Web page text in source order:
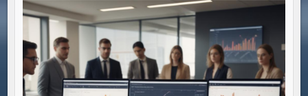
–
TECHNOLOGIE
UND
MENSCH
PERFEKTEN
GLEICHGEWICHT!